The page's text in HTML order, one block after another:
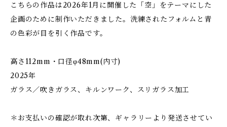
こちらの作品は2026年1月に開催した「空」をテーマにした
企画のために制作いただきました。洗練されたフォルムと青
の色彩が目を引く作品です。
高さ112mm・口径φ48mm(内寸)
2025年
ガラス／吹きガラス、キルンワーク、スリガラス加工
＊お支払いの確認が取れ次第、ギャラリーより発送させてい